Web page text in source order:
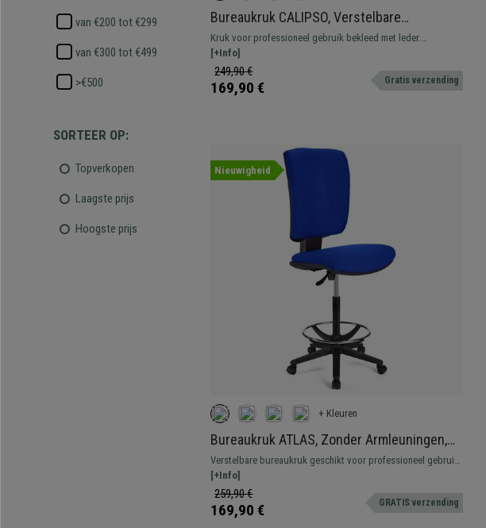
van €200 tot €299
van €300 tot €499
>€500
SORTEER OP:
Topverkopen
Laagste prijs
Hoogste prijs
Bureaukruk CALIPSO, Verstelbare
Rugleuning, Dikke Vulling, in Blauw Leder
Kruk voor professioneel gebruik bekleed met leder.
Verstelbaar, met voetsteun, resistent en comfortabel.
[+Info]
249,90 €
169,90 € Gratis verzending
Nieuwigheid
+ Kleuren
Bureaukruk ATLAS, Zonder Armleuningen,
Verstelbare rugleuning, Dikke Vulling, in
Blauwe Stof
Verstelbare bureaukruk geschikt voor professioneel gebruik.
Robuust, resistent en comfortabel.
[+Info]
259,90 €
169,90 € GRATIS verzending